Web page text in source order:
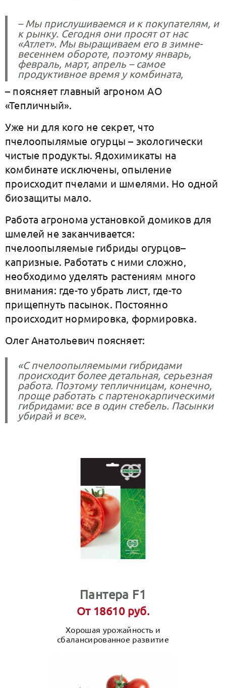
– Мы прислушиваемся и к покупателям, и
к рынку. Сегодня они просят от нас
«Атлет». Мы выращиваем его в зимне-
весеннем обороте, поэтому январь,
февраль, март, апрель – самое
продуктивное время у комбината,
– поясняет главный агроном АО
«Тепличный».
Уже ни для кого не секрет, что
пчелоопылямые огурцы – экологически
чистые продукты. Ядохимикаты на
комбинате исключены, опыление
происходит пчелами и шмелями. Но одной
биозащиты мало.
Работа агронома установкой домиков для
шмелей не заканчивается:
пчелоопыляемые гибриды огурцов–
капризные. Работать с ними сложно,
необходимо уделять растениям много
внимания: где-то убрать лист, где-то
прищепнуть пасынок. Постоянно
происходит нормировка, формировка.
Олег Анатольевич поясняет:
«С пчелоопыляемыми гибридами
происходит более детальная, серьезная
работа. Поэтому тепличницам, конечно,
проще работать с партенокарпическими
гибридами: все в один стебель. Пасынки
убирай и все».
Пантера F1
От 18610 руб.
Хорошая урожайность и
сбалансированное развитие